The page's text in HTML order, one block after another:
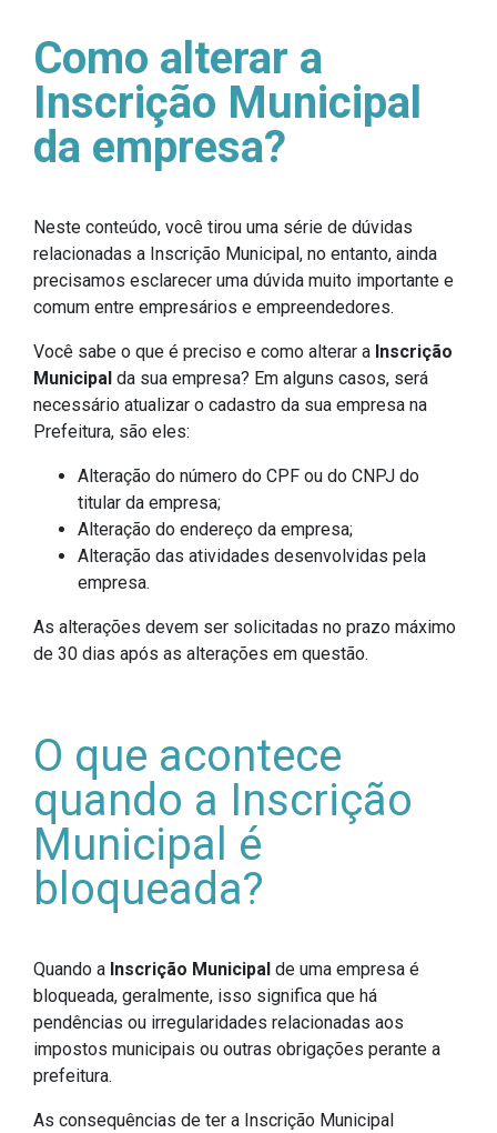
Como alterar a
Inscrição Municipal
da empresa?
Neste conteúdo, você tirou uma série de dúvidas
relacionadas a Inscrição Municipal, no entanto, ainda
precisamos esclarecer uma dúvida muito importante e
comum entre empresários e empreendedores.
Você sabe o que é preciso e como alterar a Inscrição
Municipal da sua empresa? Em alguns casos, será
necessário atualizar o cadastro da sua empresa na
Prefeitura, são eles:
Alteração do número do CPF ou do CNPJ do
titular da empresa;
Alteração do endereço da empresa;
Alteração das atividades desenvolvidas pela
empresa.
As alterações devem ser solicitadas no prazo máximo
de 30 dias após as alterações em questão.
O que acontece
quando a Inscrição
Municipal é
bloqueada?
Quando a Inscrição Municipal de uma empresa é
bloqueada, geralmente, isso significa que há
pendências ou irregularidades relacionadas aos
impostos municipais ou outras obrigações perante a
prefeitura.
As consequências de ter a Inscrição Municipal